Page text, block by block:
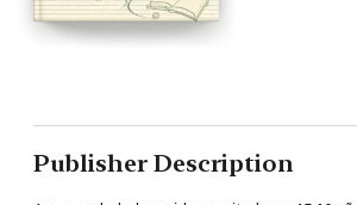
Publisher Description